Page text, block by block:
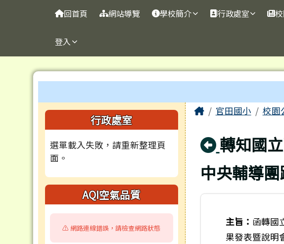
台南市官田國小
回首頁 網站導覽 學校簡介 行政處室
登入
左邊區域內容
行政處室
選單載入失敗，請重新整理頁
面。
AQI空氣品質
⚠️ 網路連線錯誤，請檢查網路狀態
主內容區域
Home官田國小 校園
回上頁
轉知國
中央輔導
主旨： 函轉國
果發表暨說明
頁尾區域